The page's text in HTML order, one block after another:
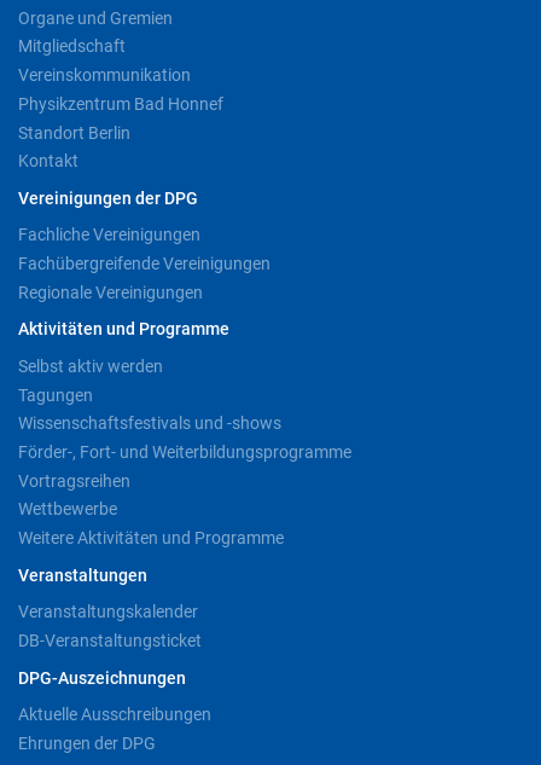
Organe und Gremien
Mitgliedschaft
Vereinskommunikation
Physikzentrum Bad Honnef
Standort Berlin
Kontakt
Vereinigungen der DPG
Fachliche Vereinigungen
Fachübergreifende Vereinigungen
Regionale Vereinigungen
Aktivitäten und Programme
Selbst aktiv werden
Tagungen
Wissenschaftsfestivals und -shows
Förder-, Fort- und Weiterbildungsprogramme
Vortragsreihen
Wettbewerbe
Weitere Aktivitäten und Programme
Veranstaltungen
Veranstaltungskalender
DB-Veranstaltungsticket
DPG-Auszeichnungen
Aktuelle Ausschreibungen
Ehrungen der DPG